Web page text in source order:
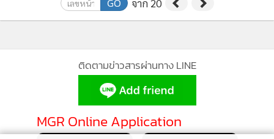
จาก 20
ติดตามข่าวสารผ่านทาง LINE
MGR Online Application